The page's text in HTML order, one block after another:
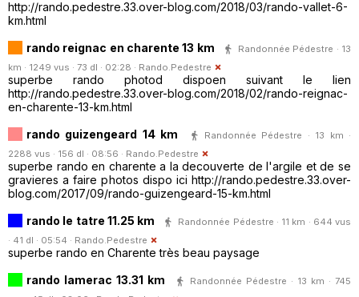
http://rando.pedestre.33.over-blog.com/2018/03/rando-vallet-6-
km.html
rando reignac en charente 13 km
Randonnée Pédestre · 13
km · 1249 vus · 73 dl · 02:28 · Rando.Pedestre
superbe rando photod dispoen suivant le lien
http://rando.pedestre.33.over-blog.com/2018/02/rando-reignac-
en-charente-13-km.html
rando guizengeard 14 km
Randonnée Pédestre · 13 km ·
2288 vus · 156 dl · 08:56 · Rando.Pedestre
superbe rando en charente a la decouverte de l'argile et de se
gravieres a faire photos dispo ici http://rando.pedestre.33.over-
blog.com/2017/09/rando-guizengeard-15-km.html
rando le tatre 11.25 km
Randonnée Pédestre · 11 km · 644 vus
· 41 dl · 05:54 · Rando.Pedestre
superbe rando en Charente très beau paysage
rando lamerac 13.31 km
Randonnée Pédestre · 13 km · 745